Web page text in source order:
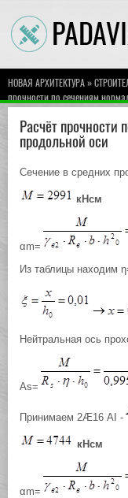
НОВАЯ АРХИТЕКТУРА»
прочности по сечениям
Расчёт
продольной оси
Сечение в средних
кНсм
αm=
Из таблицы находим
Нейтральная ось
Аs=
Принимаем 2Æ16 АI -
кНсм
αm=